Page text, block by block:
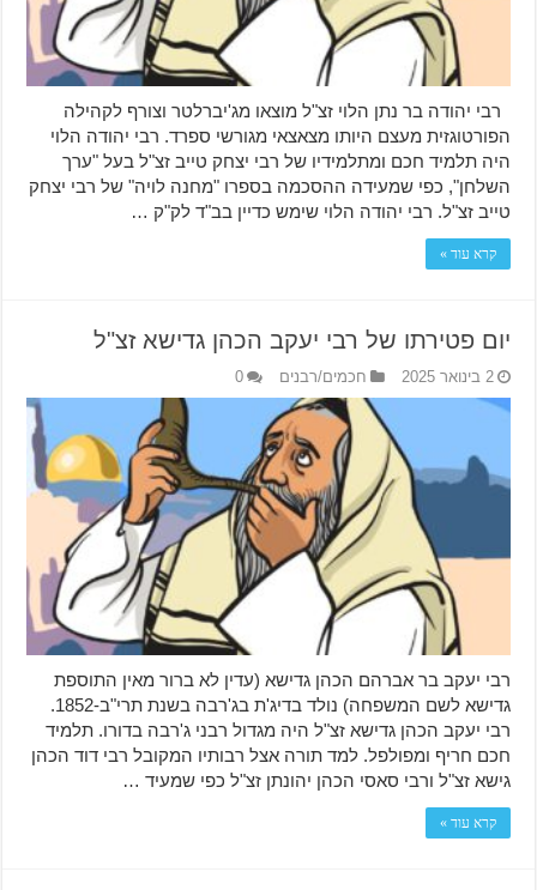
רבי יהודה בר נתן הלוי זצ"ל מוצאו מג'יברלטר וצורף לקהילה
הפורטוגזית מעצם היותו מצאצאי מגורשי ספרד. רבי יהודה הלוי
היה תלמיד חכם ומתלמידיו של רבי יצחק טייב זצ"ל בעל "ערך
השלחן", כפי שמעידה ההסכמה בספרו "מחנה לויה" של רבי יצחק
טייב זצ"ל. רבי יהודה הלוי שימש כדיין בב"ד לק"ק …
קרא עוד »
יום פטירתו של רבי יעקב הכהן גדישא זצ"ל
2 בינואר 2025 חכמים/רבנים 0
רבי יעקב בר אברהם הכהן גדישא (עדין לא ברור מאין התוספת
גדישא לשם המשפחה) נולד בדיג'ת בג'רבה בשנת תרי"ב-1852.
רבי יעקב הכהן גדישא זצ"ל היה מגדול רבני ג'רבה בדורו. תלמיד
חכם חריף ומפולפל. למד תורה אצל רבותיו המקובל רבי דוד הכהן
גישא זצ"ל ורבי סאסי הכהן יהונתן זצ"ל כפי שמעיד …
קרא עוד »